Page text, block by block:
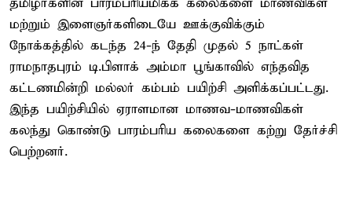
மற்றும் இளைஞர்களிடையே ஊக்குவிக்கும்
நோக்கத்தில் கடந்த 24-ந் தேதி முதல் 5 நாட்கள்
ராமநாதபுரம் டி.பிளாக் அம்மா பூங்காவில் எந்தவித
கட்டணமின்றி மல்லர் கம்பம் பயிற்சி அளிக்கப்பட்டது.
இந்த பயிற்சியில் ஏராளமான மாணவ-மாணவிகள்
கலந்து கொண்டு பாரம்பரிய கலைகளை கற்று தேர்ச்சி
பெற்றனர்.